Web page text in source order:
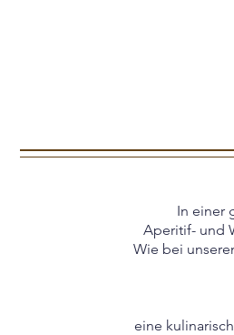
In einer
Aperitif- und
Wie bei
eine